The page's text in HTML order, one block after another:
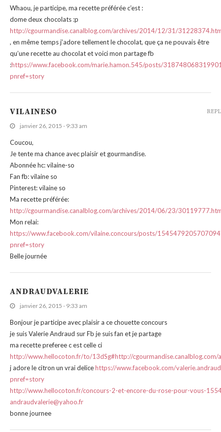
Whaou, je participe, ma recette préférée c’est :
dome deux chocolats :p
http://cgourmandise.canalblog.com/archives/2014/12/31/
, en même temps j’adore tellement le chocolat, que ça ne pouvais être
qu’une recette au chocolat et voici mon partage fb
:https://www.facebook.com/marie.hamon.545/posts/
pnref=story
VILAINESO
janvier 26, 2015 - 9:33 am
Coucou,
Je tente ma chance avec plaisir et gourmandise.
Abonnée hc: vilaine-so
Fan fb: vilaine so
Pinterest: vilaine so
Ma recette préférée:
http://cgourmandise.canalblog.com/archives/2014/06/23/
Mon relai:
https://www.facebook.com/vilaine.concours/posts/
pnref=story
Belle journée
ANDRAUDVALERIE
janvier 26, 2015 - 9:33 am
Bonjour je participe avec plaisir a ce chouette concours
je suis Valerie Andraud sur Fb je suis fan et je partage
ma recette preferee c est celle ci
http://www.hellocoton.fr/to/13dSg#http://
j adore le citron un vrai delicehttps://www.facebook.com/
pnref=story
http://www.hellocoton.fr/concours-2-et-encore-du-rose-pour-vous-
andraudvalerie@yahoo.fr
bonne journee